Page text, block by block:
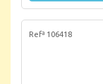
Refª 106418